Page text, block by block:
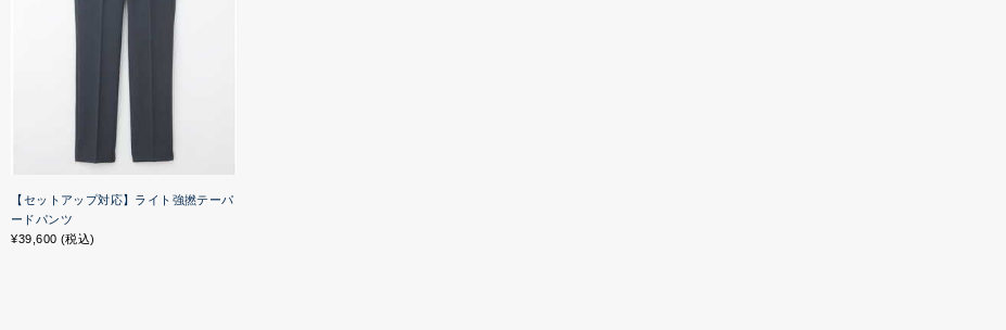
【セットアップ対応】ライト強撚テーパ
ードパンツ
¥39,600 (税込)